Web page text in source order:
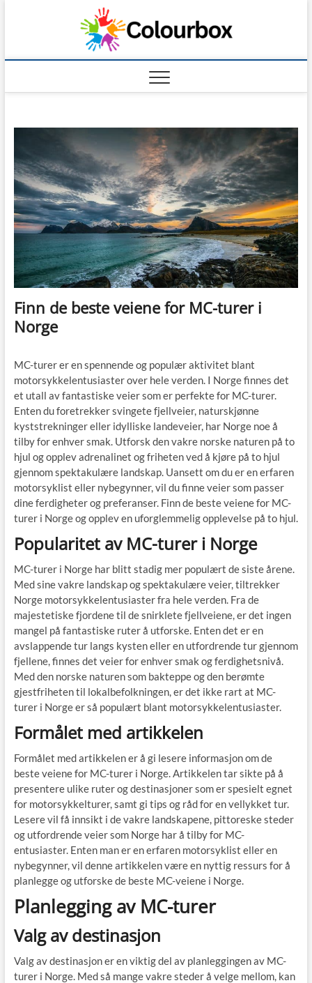
Finn de beste veiene for MC-turer i
Norge
MC-turer er en spennende og populær aktivitet blant
motorsykkelentusiaster over hele verden. I Norge finnes det
et utall av fantastiske veier som er perfekte for MC-turer.
Enten du foretrekker svingete fjellveier, naturskjønne
kyststrekninger eller idylliske landeveier, har Norge noe å
tilby for enhver smak. Utforsk den vakre norske naturen på to
hjul og opplev adrenalinet og friheten ved å kjøre på to hjul
gjennom spektakulære landskap. Uansett om du er en erfaren
motorsyklist eller nybegynner, vil du finne veier som passer
dine ferdigheter og preferanser. Finn de beste veiene for MC-
turer i Norge og opplev en uforglemmelig opplevelse på to hjul.
Popularitet av MC-turer i Norge
MC-turer i Norge har blitt stadig mer populært de siste årene.
Med sine vakre landskap og spektakulære veier, tiltrekker
Norge motorsykkelentusiaster fra hele verden. Fra de
majestetiske fjordene til de snirklete fjellveiene, er det ingen
mangel på fantastiske ruter å utforske. Enten det er en
avslappende tur langs kysten eller en utfordrende tur gjennom
fjellene, finnes det veier for enhver smak og ferdighetsnivå.
Med den norske naturen som bakteppe og den berømte
gjestfriheten til lokalbefolkningen, er det ikke rart at MC-
turer i Norge er så populært blant motorsykkelentusiaster.
Formålet med artikkelen
Formålet med artikkelen er å gi lesere informasjon om de
beste veiene for MC-turer i Norge. Artikkelen tar sikte på å
presentere ulike ruter og destinasjoner som er spesielt egnet
for motorsykkelturer, samt gi tips og råd for en vellykket tur.
Lesere vil få innsikt i de vakre landskapene, pittoreske steder
og utfordrende veier som Norge har å tilby for MC-
entusiaster. Enten man er en erfaren motorsyklist eller en
nybegynner, vil denne artikkelen være en nyttig ressurs for å
planlegge og utforske de beste MC-veiene i Norge.
Planlegging av MC-turer
Valg av destinasjon
Valg av destinasjon er en viktig del av planleggingen av MC-
turer i Norge. Med så mange vakre steder å velge mellom, kan